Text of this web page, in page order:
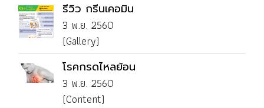
รีวิว กรีนเคอมิน
3 พ.ย. 2560
(Gallery)
โรคกรดไหลย้อน
3 พ.ย. 2560
(Content)